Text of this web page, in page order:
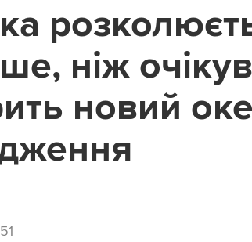
ніж
новий